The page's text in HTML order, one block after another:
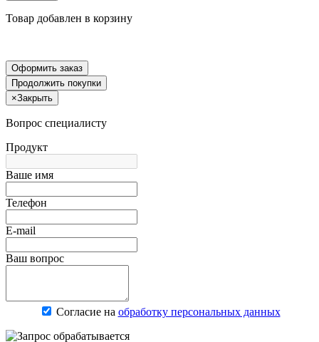
Товар добавлен в корзину
Оформить заказ
Продолжить покупки
×Закрыть
Вопрос специалисту
Продукт
Ваше имя
Телефон
E-mail
Ваш вопрос
Согласие на обработку персональных данных